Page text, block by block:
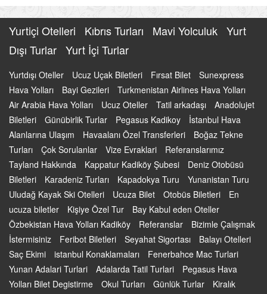
Yurtiçi Otelleri Kıbrıs Turları Mavi Yolculuk Yurt
Dışı Turlar Yurt İçi Turlar
Yurtdışı Oteller Ucuz Uçak Biletleri Fırsat Bilet
Sunexpress
Hava Yolları
Bayi Gezileri
Turkmenistan Airlines Hava Yolları
Air Arabia Hava Yolları
Ucuz Oteller Tatil arkadaşı
Anadolujet
Biletleri
Günübirlik Turlar Pegasus Kadikoy
İstanbul Hava
Alanlarına Ulaşım
Havaalanı Özel Transferleri
Boğaz Tekne
Turları
Çok Sorulanlar Vize Evraklari
Referanslarımız
Tayland Hakkında
Kappatur Kadiköy Şubesi
Deniz Otobüsü
Biletleri
Karadeniz Turları Kapadokya Turu
Yunanistan Turu
Uludağ Kayak Ski Otelleri
Ucuza Bilet Otobüs Biletleri
En
ucuza biletler
Kişiye Özel Tur
Bay Kabul eden Oteller
Özbekistan Hava Yolları Kadiköy
Referanslar
Bizimle Çalışmak
İstermisiniz
Feribot Biletleri Seyahat Sigortası
Balayı Otelleri
Saç Ekimi
istanbul Konaklamaları
Fenerbahce Mac Turlari
Yunan Adalari Turlari
Adalarda Tatil Turlari
Pegasus Hava
Yolları Bilet Degistirme
Okul Turları Günlük Turlar
Kiralık